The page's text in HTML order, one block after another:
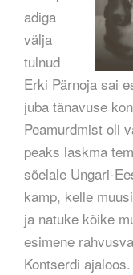
adiga
välja
tulnud
Erki Pärnoja sai
juba tänavuse
Peamurdmist oli
peaks laskma
sõelale Ungari-
kamp, kelle
ja natuke kõike
esimene
Kontserdi